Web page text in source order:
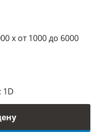
х от 1000 до 6000
1D